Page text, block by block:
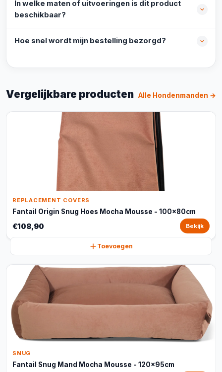
In welke maten of uitvoeringen is dit product
beschikbaar?
Hoe snel wordt mijn bestelling bezorgd?
Vergelijkbare producten Alle Hondenmanden →
REPLACEMENT COVERS
Fantail Origin Snug Hoes Mocha Mousse - 100x80cm
€108,90 Bekijk
Toevoegen
SNUG
Fantail Snug Mand Mocha Mousse - 120x95cm